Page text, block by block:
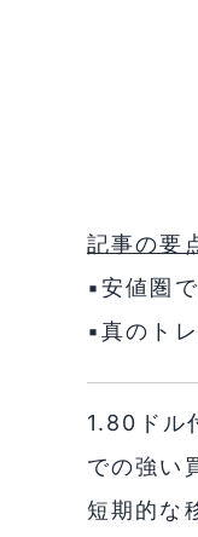
記事の要
▪️安値圏
▪️真のト
1.80ドル
での強い
短期的な